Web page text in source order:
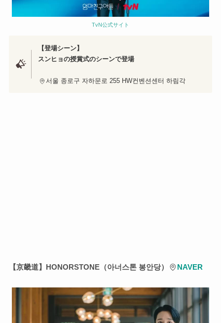
TvN公式サイト
【登場シーン】
スンヒョの授賞式のシーンで登場
서울 종로구 자하문로 255 HW컨벤션센터 하림각
【京畿道】HONORSTONE（아너스톤 봉안당） NAVER